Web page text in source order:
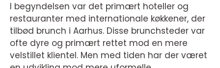
I begyndelsen var det primært hoteller og
restauranter med internationale køkkener, der
tilbød brunch i Aarhus. Disse brunchsteder var
ofte dyre og primært rettet mod en mere
velstillet klientel. Men med tiden har der været